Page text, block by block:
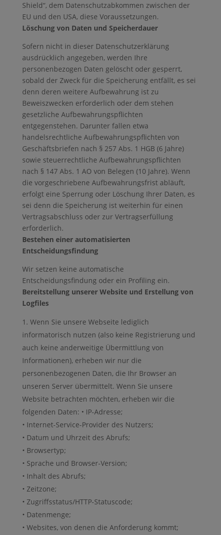
Shield“, dem Datenschutzabkommen zwischen der
EU und den USA, diese Voraussetzungen.
Löschung von Daten und Speicherdauer
Sofern nicht in dieser Datenschutzerklärung
ausdrücklich angegeben, werden Ihre
personenbezogen Daten gelöscht oder gesperrt,
sobald der Zweck für die Speicherung entfällt, es sei
denn deren weitere Aufbewahrung ist zu
Beweiszwecken erforderlich oder dem stehen
gesetzliche Aufbewahrungspflichten
entgegenstehen. Darunter fallen etwa
handelsrechtliche Aufbewahrungspflichten von
Geschäftsbriefen nach § 257 Abs. 1 HGB (6 Jahre)
sowie steuerrechtliche Aufbewahrungspflichten
nach § 147 Abs. 1 AO von Belegen (10 Jahre). Wenn
die vorgeschriebene Aufbewahrungsfrist abläuft,
erfolgt eine Sperrung oder Löschung Ihrer Daten, es
sei denn die Speicherung ist weiterhin für einen
Vertragsabschluss oder zur Vertragserfüllung
erforderlich.
Bestehen einer automatisierten
Entscheidungsfindung
Wir setzen keine automatische
Entscheidungsfindung oder ein Profiling ein.
Bereitstellung unserer Website und Erstellung von
Logfiles
Wenn Sie unsere Webseite lediglich
informatorisch nutzen (also keine Registrierung und
auch keine anderweitige Übermittlung von
Informationen), erheben wir nur die
personenbezogenen Daten, die Ihr Browser an
unseren Server übermittelt. Wenn Sie unsere
Website betrachten möchten, erheben wir die
folgenden Daten: • IP-Adresse;
• Internet-Service-Provider des Nutzers;
• Datum und Uhrzeit des Abrufs;
• Browsertyp;
• Sprache und Browser-Version;
• Inhalt des Abrufs;
• Zeitzone;
• Zugriffsstatus/HTTP-Statuscode;
• Datenmenge;
• Websites, von denen die Anforderung kommt;